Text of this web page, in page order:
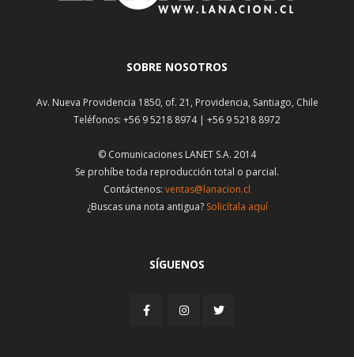
SOBRE NOSOTROS
Av. Nueva Providencia 1850, of. 21, Providencia, Santiago, Chile
Teléfonos: +56 9 5218 8974 | +56 9 5218 8972
© Comunicaciones LANET S.A. 2014
Se prohíbe toda reproducción total o parcial.
Contáctenos: ventas@lanacion.cl
¿Buscas una nota antigua? Solicítala aquí
SÍGUENOS